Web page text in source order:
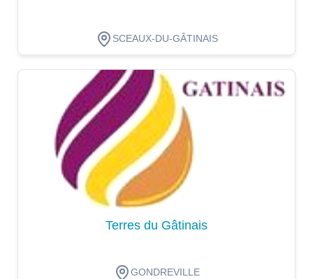
SCEAUX-DU-GÂTINAIS
Dégustation
Terres du Gâtinais
GONDREVILLE